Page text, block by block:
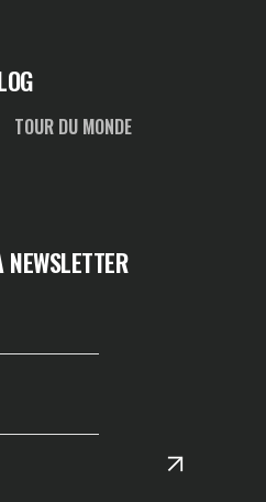
TOUR DU MONDE